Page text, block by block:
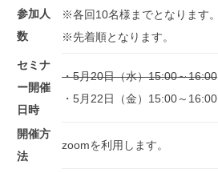
参加人
数
※各回10名様までとなります。
※先着順となります。
セミナ
ー開催
日時
・5月20日（水）15:00～16:00
・5月22日（金）15:00～16:00
開催方
法
zoomを利用します。